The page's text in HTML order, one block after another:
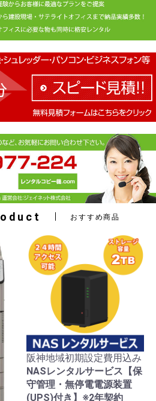
を続ける カートへ進む
おすすめ商品
阪神地域初期設定費用込み
NASレンタルサービス【保
守管理・無停電電源装置
(UPS)付き】※2年契約